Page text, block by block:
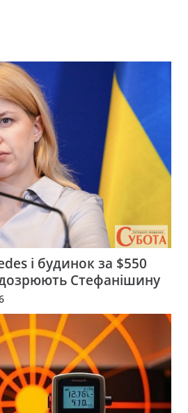
і будинок за $550
Стефанішину